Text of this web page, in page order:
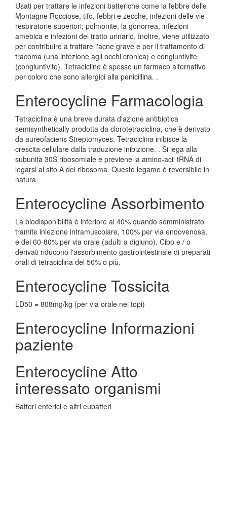
Usati per trattare le infezioni batteriche come la febbre delle
Montagne Rocciose, tifo, febbri e zecche, infezioni delle vie
respiratorie superiori; polmonite, la gonorrea, infezioni
amebica e infezioni del tratto urinario. Inoltre, viene utilizzato
per contribuire a trattare l'acne grave e per il trattamento di
tracoma (una infezione agli occhi cronica) e congiuntivite
(congiuntivite). Tetracicline è spesso un farmaco alternativo
per coloro che sono allergici alla penicillina. .
Enterocycline Farmacologia
Tetraciclina è una breve durata d'azione antibiotica
semisynthetically prodotta da clorotetraciclina, che è derivato
da aureofaciens Streptomyces. Tetraciclina inibisce la
crescita cellulare dalla traduzione inibizione. . Si lega alla
subunità 30S ribosomiale e previene la amino-acil tRNA di
legarsi al sito A del ribosoma. Questo legame è reversibile in
natura.
Enterocycline Assorbimento
La biodisponibilità è inferiore al 40% quando somministrato
tramite iniezione intramuscolare, 100% per via endovenosa,
e del 60-80% per via orale (adulti a digiuno). Cibo e / o
derivati riducono l'assorbimento gastrointestinale di preparati
orali di tetraciclina del 50% o più.
Enterocycline Tossicita
LD50 = 808mg/kg (per via orale nei topi)
Enterocycline Informazioni
paziente
Enterocycline Atto
interessato organismi
Batteri enterici e altri eubatteri